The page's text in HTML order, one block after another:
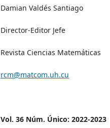
Damian Valdés Santiago
Director-Editor Jefe
Revista Ciencias Matemáticas
rcm@matcom.uh.cu
Vol. 36 Núm. Único: 2022-2023